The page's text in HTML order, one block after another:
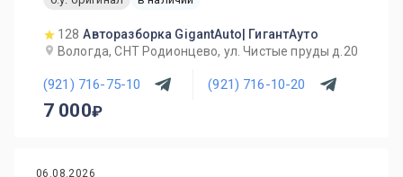
128 Авторазборка GigantAuto| ГигантАуто
Вологда, СНТ Родионцево, ул. Чистые пруды д.20
(921) 716-75-10 (921) 716-10-20
7 000
06.08.2026